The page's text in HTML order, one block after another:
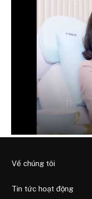
Về chúng tôi
Tin tức hoạt động